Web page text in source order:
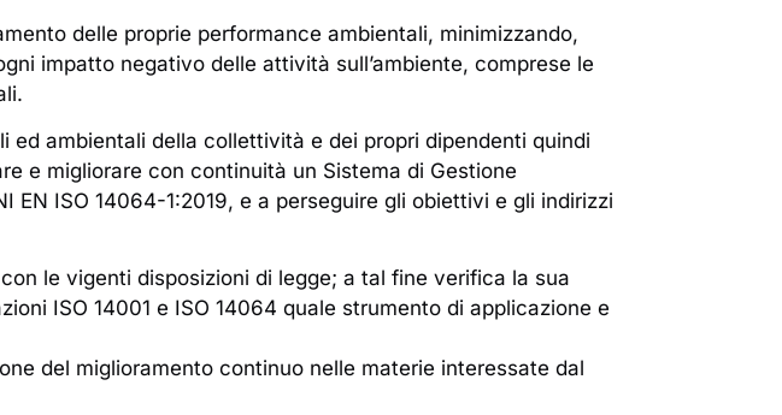
delle proprie performance ambientali, minimizzando,
impatto negativo delle attività sull’ambiente, comprese le
ed ambientali della collettività e dei propri dipendenti quindi
e migliorare con continuità un Sistema di Gestione
EN ISO 14064-1:2019, e a perseguire gli obiettivi e gli indirizzi
le vigenti disposizioni di legge; a tal fine verifica la sua
ISO 14001 e ISO 14064 quale strumento di applicazione e
del miglioramento continuo nelle materie interessate dal